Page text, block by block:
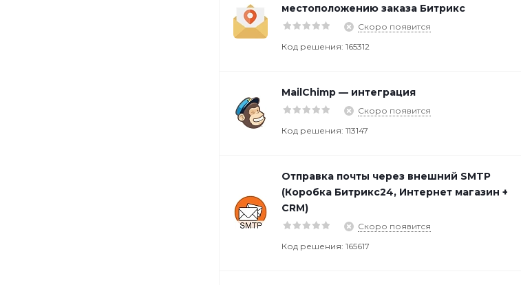
местоположению заказа Битрикс
Скоро появится
Код решения: 165312
MailChimp — интеграция
Скоро появится
Код решения: 113147
Отправка почты через внешний SMTP
(Коробка Битрикс24, Интернет магазин +
СRM)
Скоро появится
Код решения: 165617